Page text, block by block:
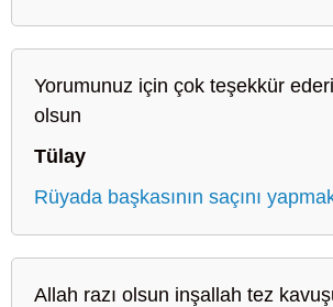
Yorumunuz için çok teşekkür
olsun
Tülay
Rüyada başkasının saçını
Allah razı olsun inşallah tez